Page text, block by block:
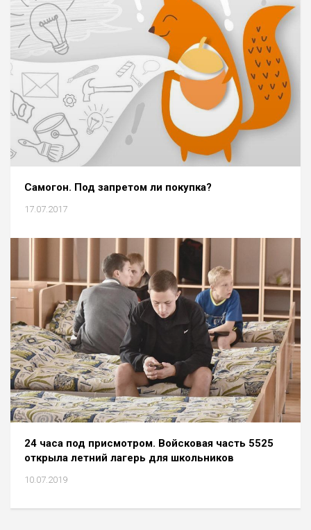
Самогон. Под запретом ли покупка?
17.07.2017
24 часа под присмотром. Войсковая часть 5525
открыла летний лагерь для школьников
10.07.2019